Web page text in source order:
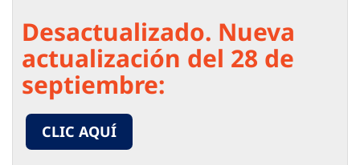
Desactualizado. Nueva
actualización del 28 de
septiembre:
CLIC AQUÍ